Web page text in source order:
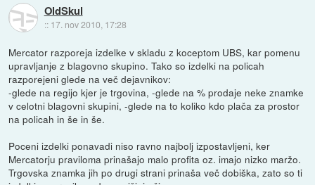
OldSkul
:: 17. nov 2010, 17:28
Mercator razporeja izdelke v skladu z koceptom UBS, kar pomenu
upravljanje z blagovno skupino. Tako so izdelki na policah
razporejeni glede na več dejavnikov:
-glede na regijo kjer je trgovina, -glede na % prodaje neke znamke
v celotni blagovni skupini, -glede na to koliko kdo plača za prostor
na policah in še in še.
Poceni izdelki ponavadi niso ravno najbolj izpostavljeni, ker
Mercatorju praviloma prinašajo malo profita oz. imajo nizko maržo.
Trgovska znamka jih po drugi strani prinaša več dobiška, zato so ti